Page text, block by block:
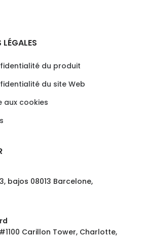
du produit
du site Web
aux cookies
bajos 08013 Barcelone,
Carillon Tower, Charlotte,